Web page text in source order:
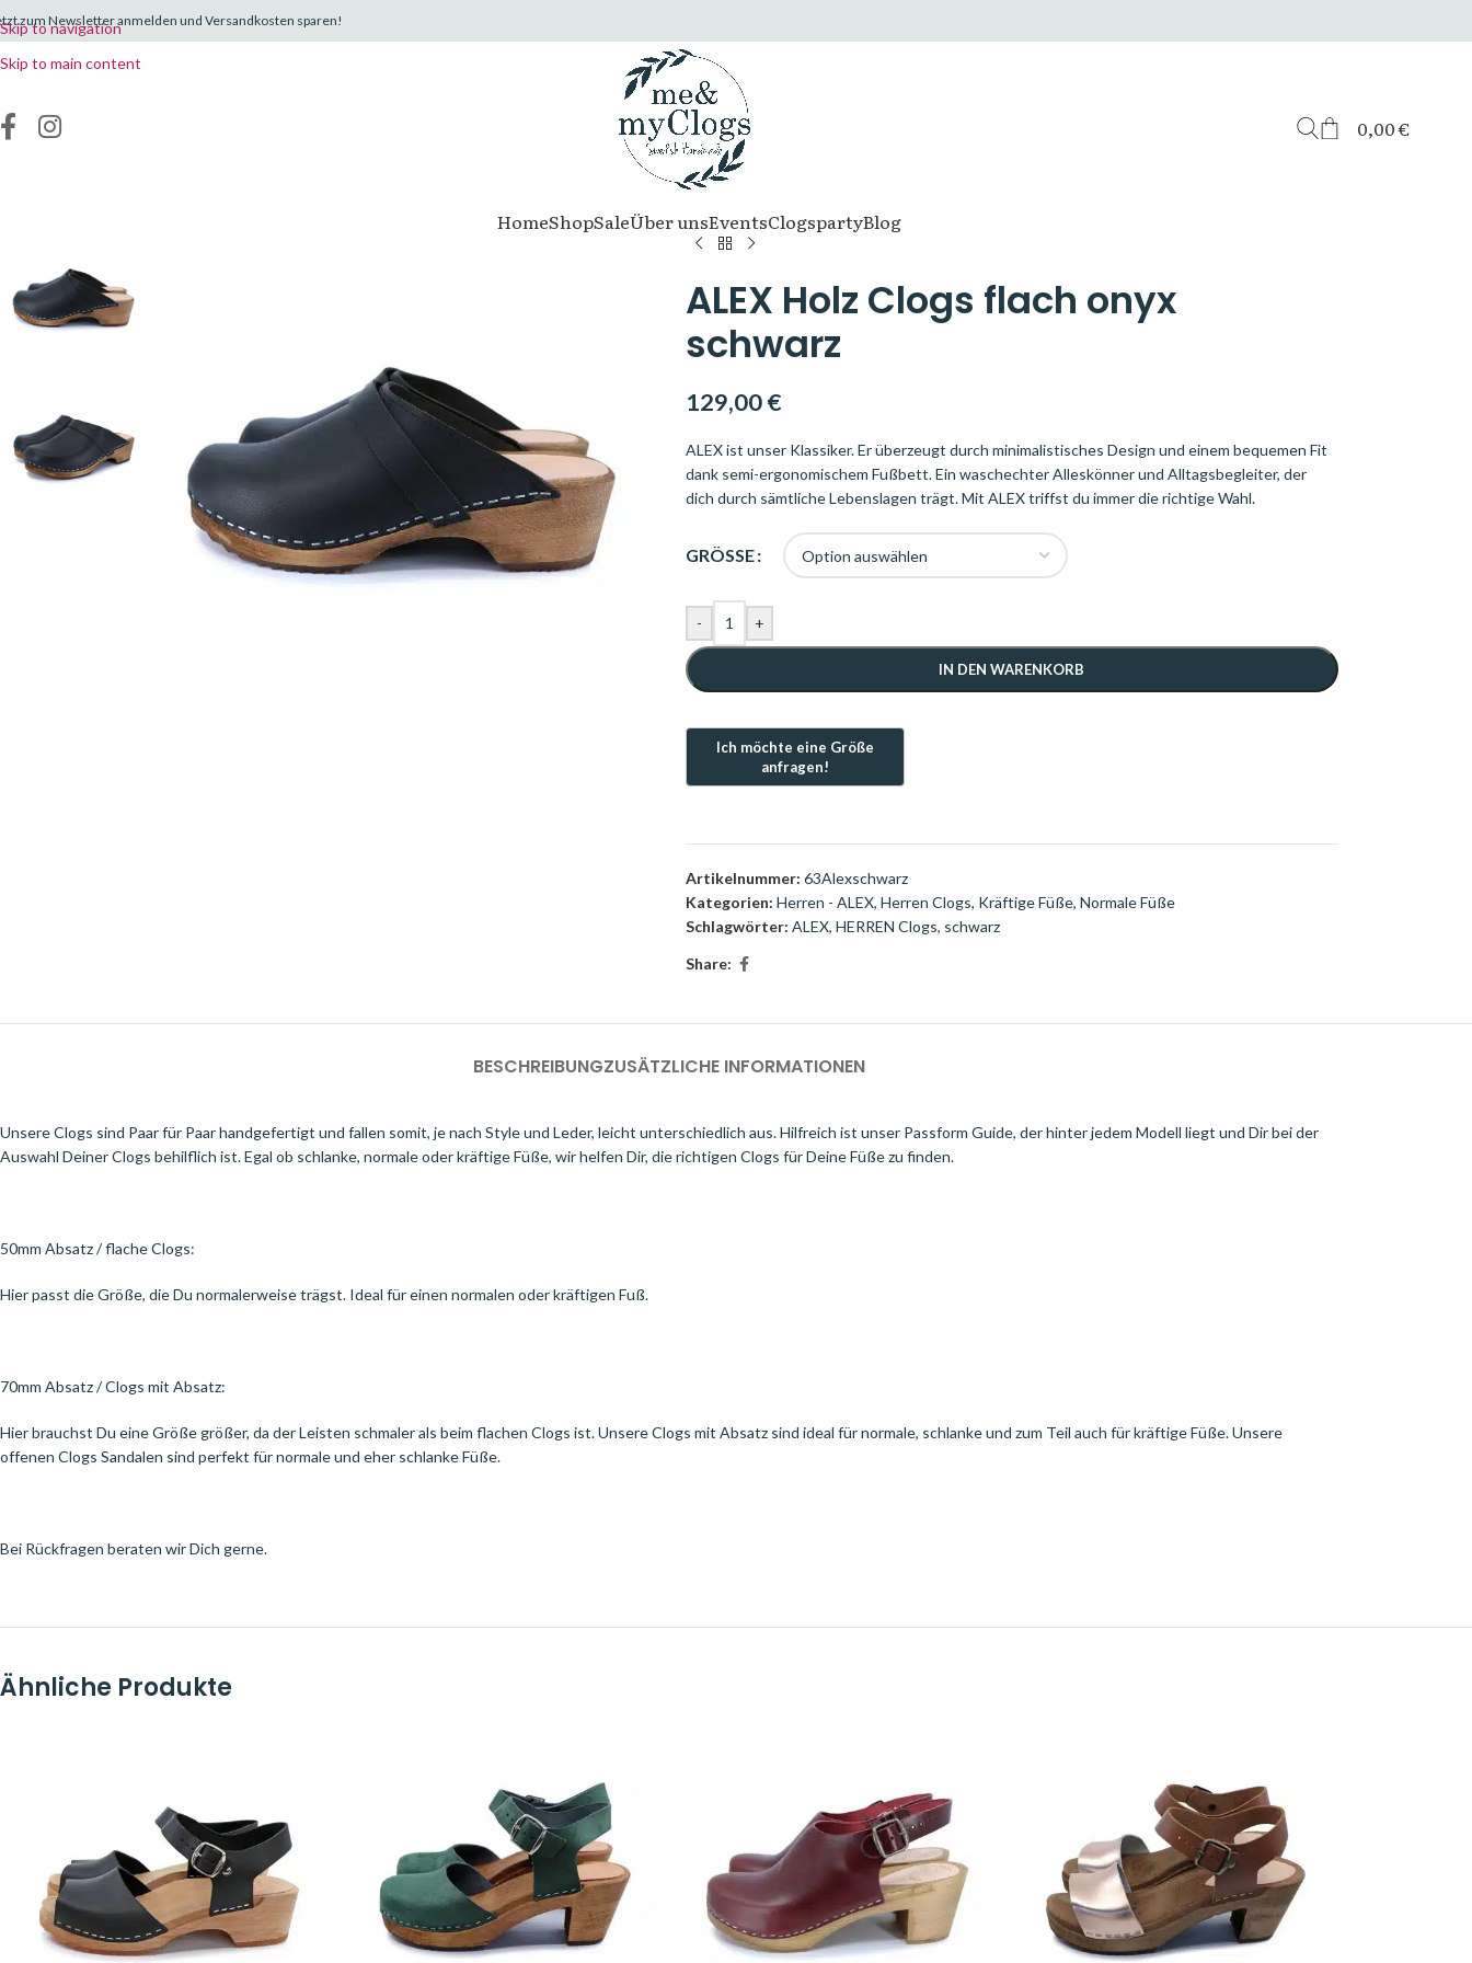
Skip to navigation
Skip to main content
zum Newsletter anmelden und Versandkosten sparen!
0,00€
HomeShopSaleÜber unsEventsClogspartyBlog
ALEX Holz Clogs flach onyx
schwarz
129,00€
ALEX ist unser Klassiker. Er überzeugt durch minimalistisches Design und einem bequemen Fit
dank semi-ergonomischem Fußbett. Ein waschechter Alleskönner und Alltagsbegleiter, der
dich durch sämtliche Lebenslagen trägt. Mit ALEX triffst du immer die richtige Wahl.
GRÖSSE
- +
IN DEN WARENKORB
Artikelnummer: 63Alexschwarz
Kategorien: Herren - ALEX, Herren Clogs, Kräftige Füße, Normale Füße
Schlagwörter: ALEX, HERREN Clogs, schwarz
Share:
BESCHREIBUNGZUSÄTZLICHE INFORMATIONEN
Unsere Clogs sind Paar für Paar handgefertigt und fallen somit, je nach Style und Leder, leicht unterschiedlich aus. Hilfreich ist unser Passform Guide, der hinter jedem Modell liegt und Dir bei der
Auswahl Deiner Clogs behilflich ist. Egal ob schlanke, normale oder kräftige Füße, wir helfen Dir, die richtigen Clogs für Deine Füße zu finden.
50mm Absatz / flache Clogs:
Hier passt die Größe, die Du normalerweise trägst. Ideal für einen normalen oder kräftigen Fuß.
70mm Absatz / Clogs mit Absatz:
Hier brauchst Du eine Größe größer, da der Leisten schmaler als beim flachen Clogs ist. Unsere Clogs mit Absatz sind ideal für normale, schlanke und zum Teil auch für kräftige Füße. Unsere
offenen Clogs Sandalen sind perfekt für normale und eher schlanke Füße.
Bei Rückfragen beraten wir Dich gerne.
Ähnliche Produkte